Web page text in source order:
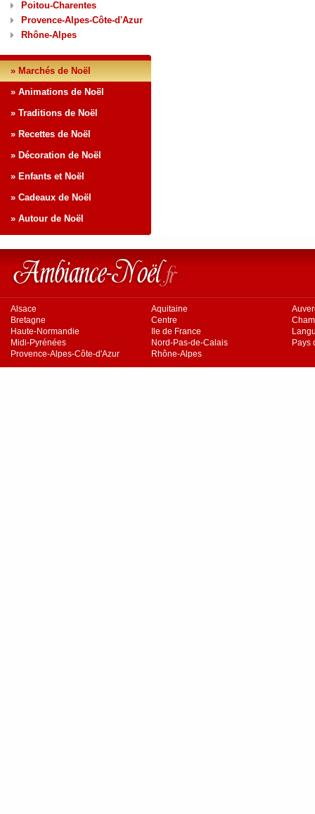
Poitou-Charentes
Provence-Alpes-Côte-d'Azur
Rhône-Alpes
» Marchés de Noël
» Animations de Noël
» Traditions de Noël
» Recettes de Noël
» Décoration de Noël
» Enfants et Noël
» Cadeaux de Noël
» Autour de Noël
Alsace Aquitaine
Bretagne
Centre
Haute-Normandie
Ile de France
Midi-Pyrénées
Nord-Pas-de-Calais
Pays
Provence-Alpes-Côte-d'Azur
Rhône-Alpes